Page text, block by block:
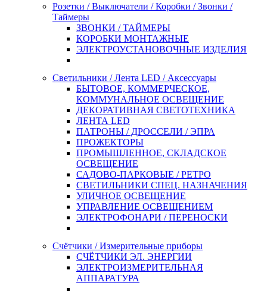
Розетки / Выключатели / Коробки / Звонки /
Таймеры
ЗВОНКИ / ТАЙМЕРЫ
КОРОБКИ МОНТАЖНЫЕ
ЭЛЕКТРОУСТАНОВОЧНЫЕ ИЗДЕЛИЯ
Светильники / Лента LED / Аксессуары
БЫТОВОЕ, КОММЕРЧЕСКОЕ,
КОММУНАЛЬНОЕ ОСВЕЩЕНИЕ
ДЕКОРАТИВНАЯ СВЕТОТЕХНИКА
ЛЕНТА LED
ПАТРОНЫ / ДРОССЕЛИ / ЭПРА
ПРОЖЕКТОРЫ
ПРОМЫШЛЕННОЕ, СКЛАДСКОЕ
ОСВЕЩЕНИЕ
САДОВО-ПАРКОВЫЕ / РЕТРО
СВЕТИЛЬНИКИ СПЕЦ. НАЗНАЧЕНИЯ
УЛИЧНОЕ ОСВЕЩЕНИЕ
УПРАВЛЕНИЕ ОСВЕЩЕНИЕМ
ЭЛЕКТРОФОНАРИ / ПЕРЕНОСКИ
Счётчики / Измерительные приборы
СЧЁТЧИКИ ЭЛ. ЭНЕРГИИ
ЭЛЕКТРОИЗМЕРИТЕЛЬНАЯ
АППАРАТУРА